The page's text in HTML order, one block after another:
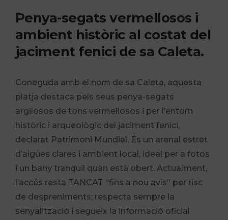
Penya-segats vermellosos i
ambient històric al costat del
jaciment fenici de sa Caleta.
Coneguda amb el nom de sa Caleta, aquesta
platja destaca pels seus penya-segats
argilosos de tons vermellosos i per l’entorn
històric i arqueològic del jaciment fenici,
declarat Patrimoni Mundial. És un arenal estret
d’aigües clares i ambient local, ideal per a fotos
i un bany tranquil quan està obert. Actualment,
l’accés resta TANCAT “fins a nou avís” per risc
de despreniments; respecta sempre la
senyalització i segueix la informació oficial